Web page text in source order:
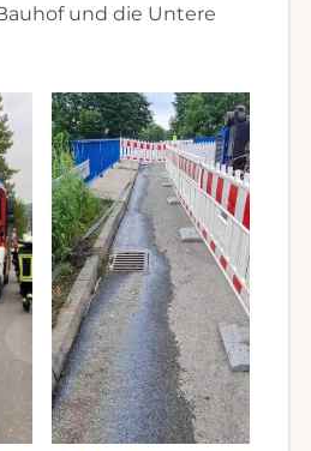
und die Untere